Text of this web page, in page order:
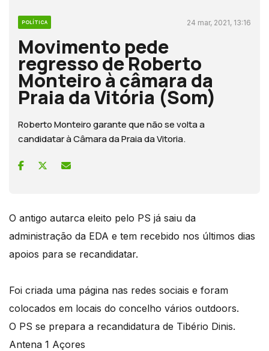
POLÍTICA 24 mar, 2021, 13:16
Movimento pede
regresso de Roberto
Monteiro à câmara da
Praia da Vitória (Som)
Roberto Monteiro garante que não se volta a
candidatar à Câmara da Praia da Vitoria.
O antigo autarca eleito pelo PS já saiu da
administração da EDA e tem recebido nos últimos dias
apoios para se recandidatar.
Foi criada uma página nas redes sociais e foram
colocados em locais do concelho vários outdoors.
O PS se prepara a recandidatura de Tibério Dinis.
Antena 1 Açores